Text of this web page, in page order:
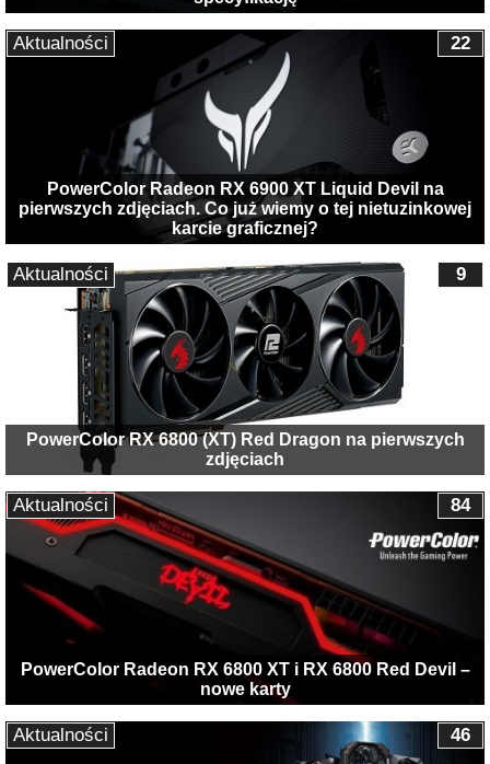
PowerColor Radeon RX 6900 XT Liquid Devil na
pierwszych zdjęciach. Co już wiemy o tej nietuzinkowej
karcie graficznej?
22
Aktualności
PowerColor RX 6800 (XT) Red Dragon na pierwszych
zdjęciach
9
Aktualności
PowerColor Radeon RX 6800 XT i RX 6800 Red Devil –
nowe karty
84
Aktualności
46
Aktualności